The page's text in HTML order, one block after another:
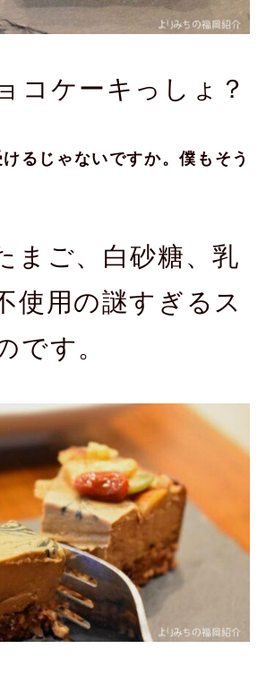
コケーキっしょ？
るじゃないですか。僕もそう
まご、白砂糖、乳
使用の謎すぎるス
です。